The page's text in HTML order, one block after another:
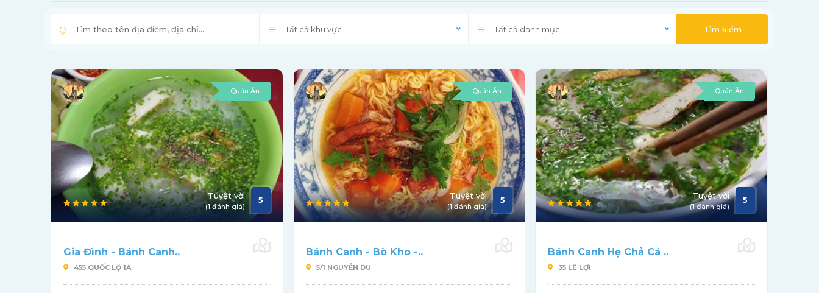
Tất cả khu vực Tất cả danh mục Tìm kiếm
Quán Ăn
Tuyệt vời
(1 đánh giá)
5
Gia Đình - Bánh Canh..
455 QUỐC LỘ 1A
Quán Ăn
Tuyệt vời
(1 đánh giá)
5
Bánh Canh - Bò Kho -..
5/1 NGUYỄN DU
Quán Ăn
Tuyệt vời
(1 đánh giá)
5
Bánh Canh Hẹ Chả Cá ..
35 LÊ LỢI